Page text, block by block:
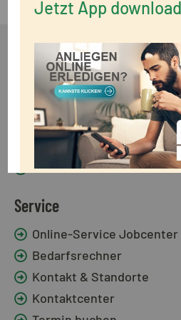
Standorte
Dienststelle Bad
Dienststelle
Dienststelle Norderstedt
Service
Online-Service Jobcenter
Bedarfsrechner
Kontakt & Standorte
Kontaktcenter
Jetzt App